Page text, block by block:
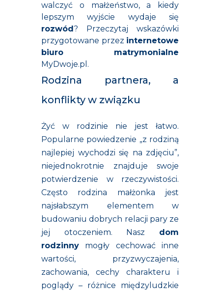
walczyć o małżeństwo, a kiedy
lepszym wyjście wydaje się
rozwód? Przeczytaj wskazówki
przygotowane przez internetowe
biuro matrymonialne
MyDwoje.pl.
Rodzina partnera, a
konflikty w związku
Żyć w rodzinie nie jest łatwo.
Popularne powiedzenie „z rodziną
najlepiej wychodzi się na zdjęciu”,
niejednokrotnie znajduje swoje
potwierdzenie w rzeczywistości.
Często rodzina małżonka jest
najsłabszym elementem w
budowaniu dobrych relacji pary ze
jej otoczeniem. Nasz dom
rodzinny mogły cechować inne
wartości, przyzwyczajenia,
zachowania, cechy charakteru i
poglądy – różnice międzyludzkie